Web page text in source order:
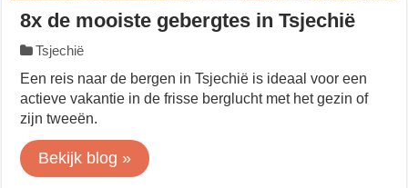
8x de mooiste gebergtes in Tsjechië
Tsjechië
Een reis naar de bergen in Tsjechië is ideaal voor een
actieve vakantie in de frisse berglucht met het gezin of
zijn tweeën.
Bekijk blog »